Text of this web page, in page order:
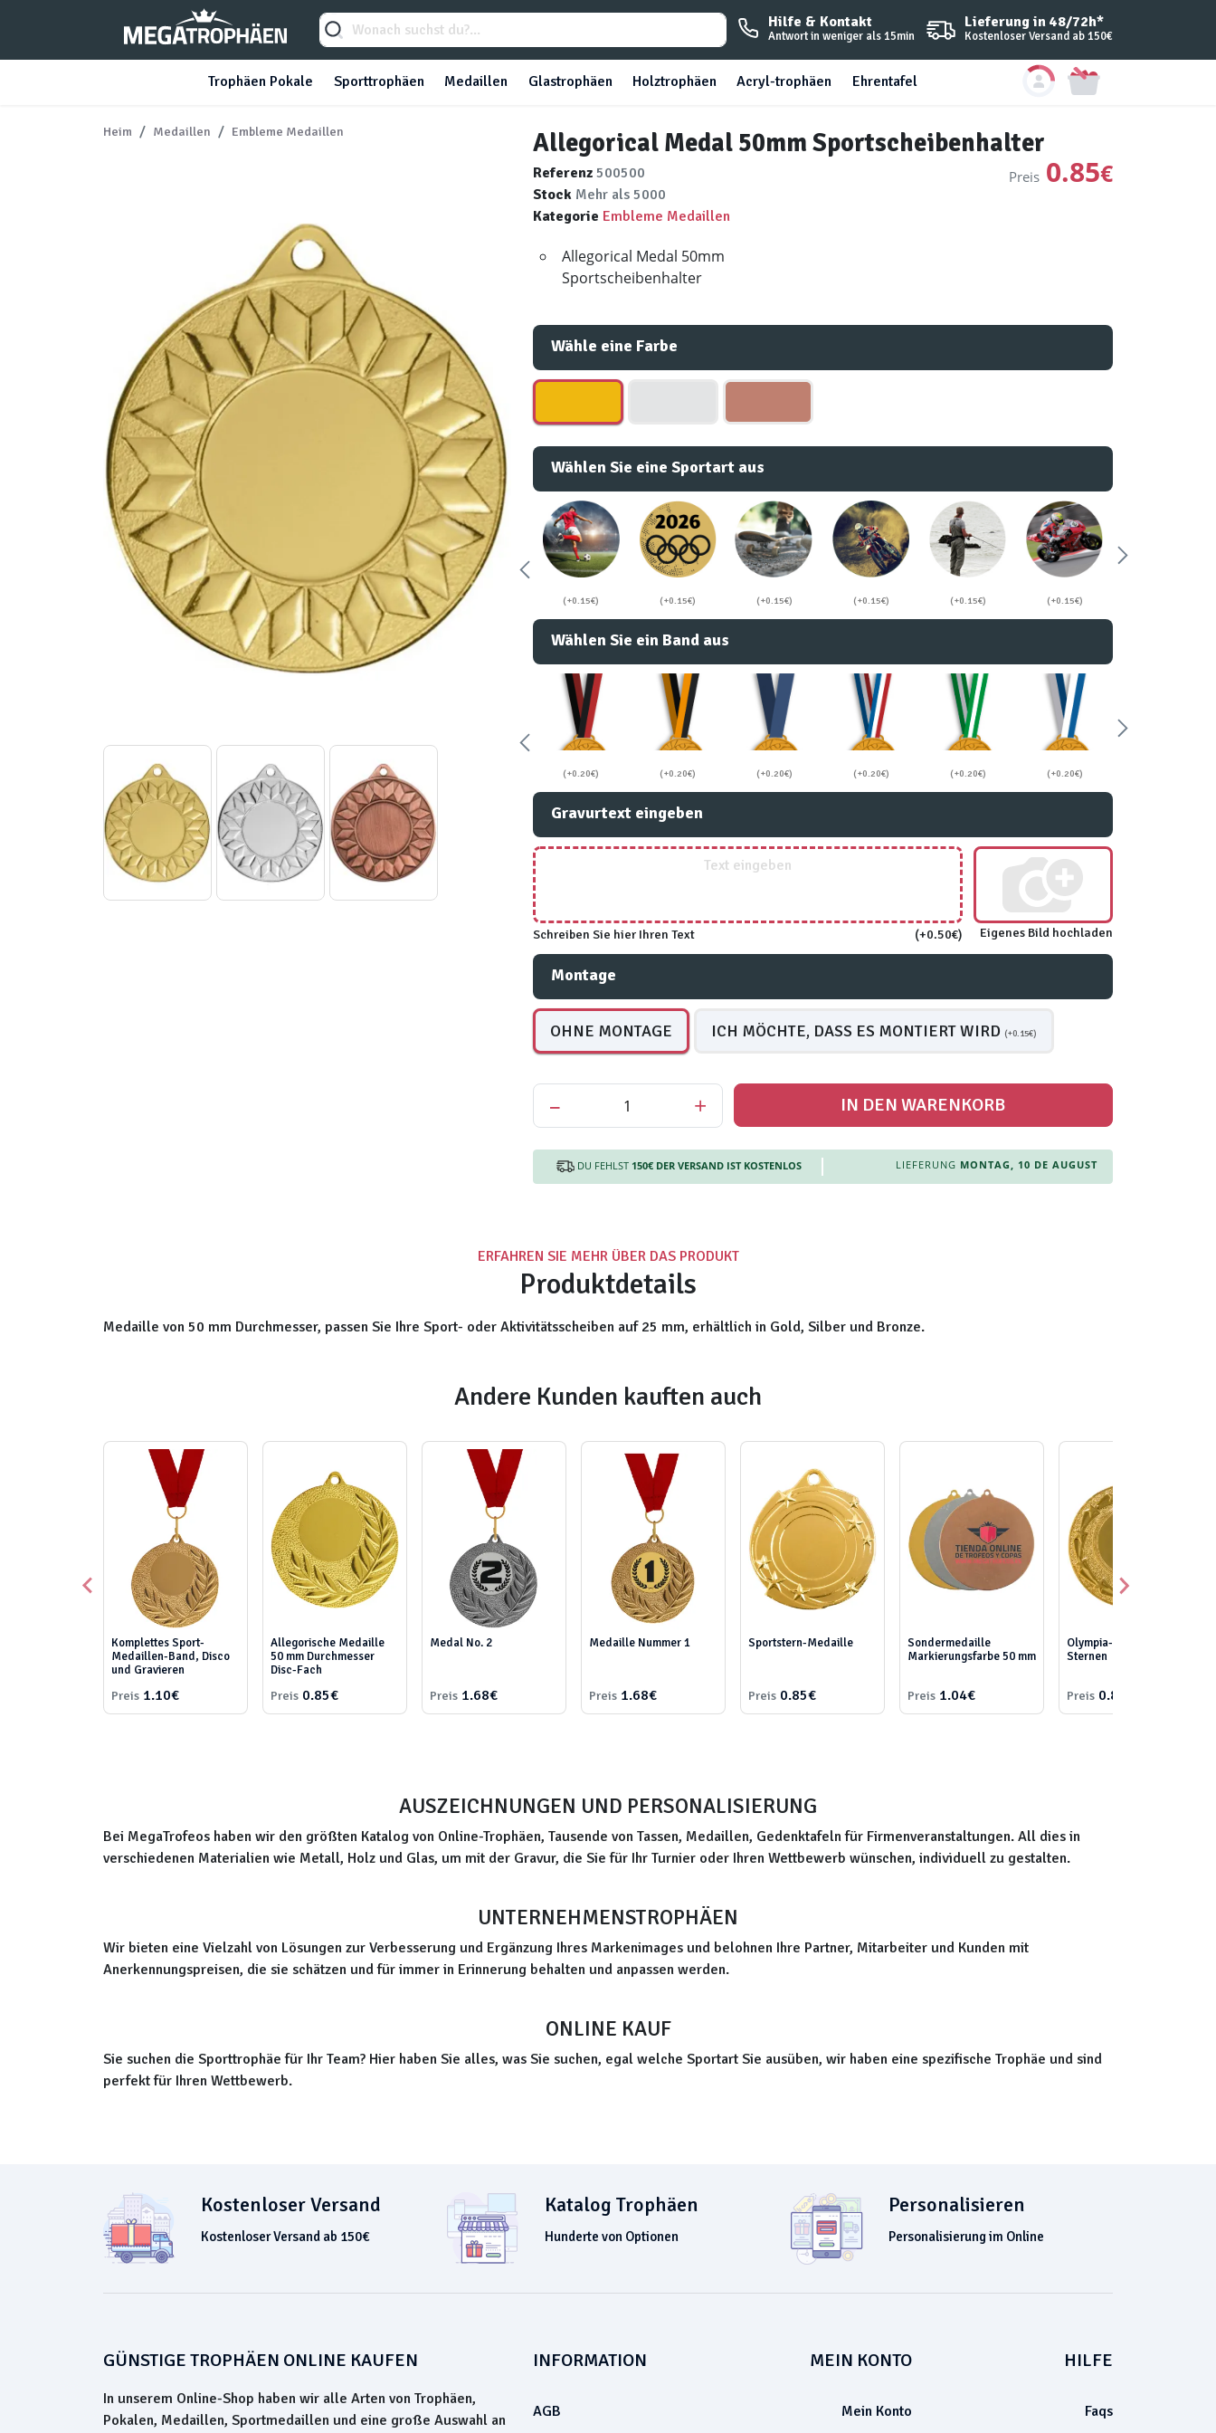
Hilfe & Kontakt
Antwort in weniger als 15min
Lieferung in 48/72h*
Kostenloser Versand ab 150€
Trophäen Pokale Sporttrophäen Medaillen Glastrophäen Holztrophäen Acryl-trophäen Ehrentafel
Heim Medaillen Embleme Medaillen Allegorical Medal 50mm Sportscheibenhalter
Referenz 500500
Stock Mehr als 5000
Kategorie Embleme Medaillen
Allegorical Medal 50mm
Sportscheibenhalter
Preis 0.85€
Wähle eine Farbe
Wählen Sie eine Sportart aus
(+0.15€) (+0.15€) (+0.15€) (+0.15€) (+0.15€) (+0.15€)
Wählen Sie ein Band aus
(+0.20€) (+0.20€) (+0.20€) (+0.20€) (+0.20€) (+0.20€)
Gravurtext eingeben
Schreiben Sie hier Ihren Text (+0.50€) Eigenes Bild hochladen
Montage
OHNE MONTAGE ICH MÖCHTE, DASS ES MONTIERT WIRD (+0.15€)
– + IN DEN WARENKORB
DU FEHLST 150€ DER VERSAND IST KOSTENLOS LIEFERUNG MONTAG, 10 DE AUGUST
ERFAHREN SIE MEHR ÜBER DAS PRODUKT
Produktdetails
Medaille von 50 mm Durchmesser, passen Sie Ihre Sport- oder Aktivitätsscheiben auf 25 mm, erhältlich in Gold, Silber und Bronze.
Andere Kunden kauften auch
Komplettes Sport-
Medaillen-Band, Disco
und Gravieren
Preis 1.10€
Allegorische Medaille
50 mm Durchmesser
Disc-Fach
Preis 0.85€
Medal No. 2
Preis 1.68€
Medaille Nummer 1
Preis 1.68€
Sportstern-Medaille
Preis 0.85€
Sondermedaille
Markierungsfarbe 50 mm
Preis 1.04€
Olympia-Medaille mit
Sternen
Preis 0.85€
AUSZEICHNUNGEN UND PERSONALISIERUNG
Bei MegaTrofeos haben wir den größten Katalog von Online-Trophäen, Tausende von Tassen, Medaillen, Gedenktafeln für Firmenveranstaltungen. All dies in
verschiedenen Materialien wie Metall, Holz und Glas, um mit der Gravur, die Sie für Ihr Turnier oder Ihren Wettbewerb wünschen, individuell zu gestalten.
UNTERNEHMENSTROPHÄEN
Wir bieten eine Vielzahl von Lösungen zur Verbesserung und Ergänzung Ihres Markenimages und belohnen Ihre Partner, Mitarbeiter und Kunden mit
Anerkennungspreisen, die sie schätzen und für immer in Erinnerung behalten und anpassen werden.
ONLINE KAUF
Sie suchen die Sporttrophäe für Ihr Team? Hier haben Sie alles, was Sie suchen, egal welche Sportart Sie ausüben, wir haben eine spezifische Trophäe und sind
perfekt für Ihren Wettbewerb.
Kostenloser Versand
Kostenloser Versand ab 150€
Katalog Trophäen
Hunderte von Optionen
Personalisieren
Personalisierung im Online
GÜNSTIGE TROPHÄEN ONLINE KAUFEN
In unserem Online-Shop haben wir alle Arten von Trophäen,
Pokalen, Medaillen, Sportmedaillen und eine große Auswahl an
INFORMATION
AGB
MEIN KONTO
Mein Konto
HILFE
Faqs